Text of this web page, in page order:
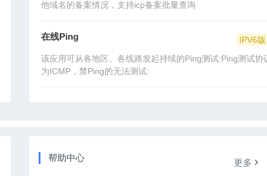
他域名的备案情况，支持icp备案批量查询
在线Ping
IPV6版
该应用可从各地区、各线路发起持续的Ping测试:Ping测试协
为ICMP，禁Ping的无法测试:
帮助中心 更多